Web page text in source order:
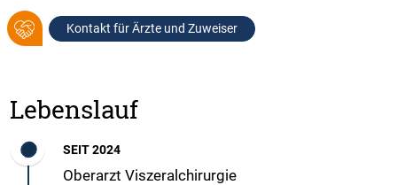
Kontakt für Ärzte und Zuweiser
Lebenslauf
SEIT 2024
Oberarzt Viszeralchirurgie